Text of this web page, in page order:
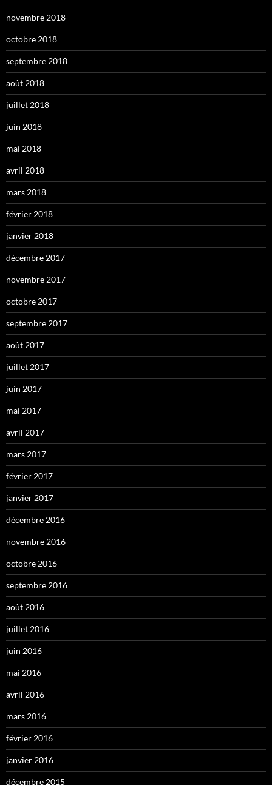
novembre 2018
octobre 2018
septembre 2018
août 2018
juillet 2018
juin 2018
mai 2018
avril 2018
mars 2018
février 2018
janvier 2018
décembre 2017
novembre 2017
octobre 2017
septembre 2017
août 2017
juillet 2017
juin 2017
mai 2017
avril 2017
mars 2017
février 2017
janvier 2017
décembre 2016
novembre 2016
octobre 2016
septembre 2016
août 2016
juillet 2016
juin 2016
mai 2016
avril 2016
mars 2016
février 2016
janvier 2016
décembre 2015